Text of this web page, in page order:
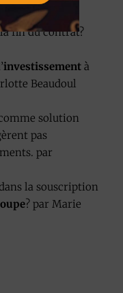
fin du contrat?
investissement à
Beaudoul
solution
pas
par
la souscription
? par Marie